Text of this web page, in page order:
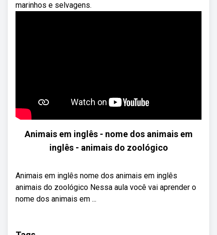
marinhos e selvagens.
Animais em inglês - nome dos animais em
inglês - animais do zoológico
Animais em inglês nome dos animais em inglês
animais do zoológico Nessa aula você vai aprender o
nome dos animais em ...